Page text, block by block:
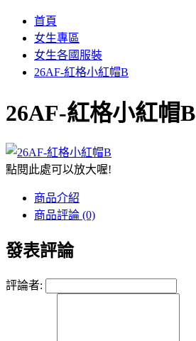
首頁
女生專區
女生各國服裝
26AF-紅格小紅帽B
26AF-紅格小紅帽B
點閱此處可以放大喔!
商品介紹
商品評論 (0)
發表評論
評論者: